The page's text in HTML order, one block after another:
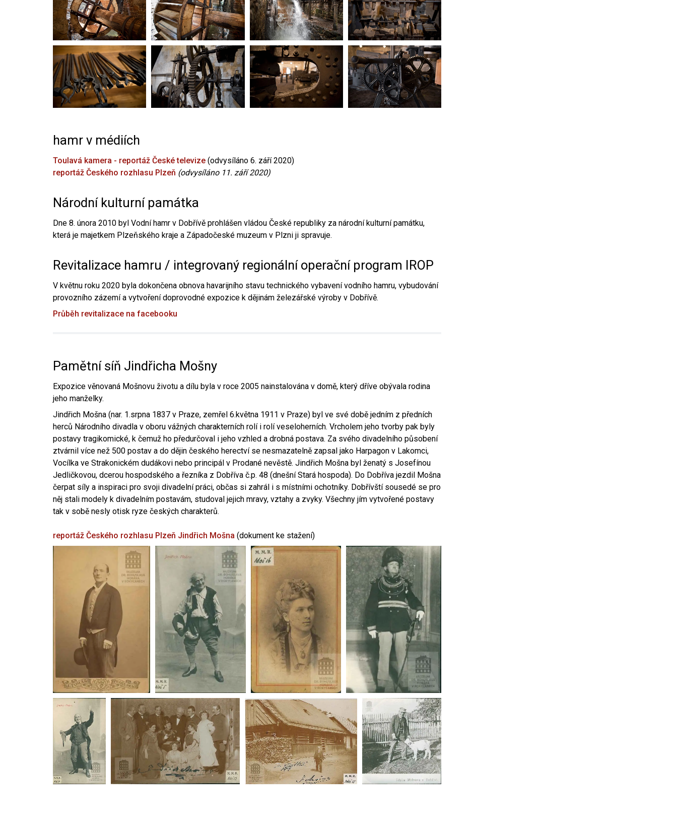
hamr v médiích
Toulavá kamera - reportáž České televize (odvysíláno 6. září 2020)
reportáž Českého rozhlasu Plzeň (odvysíláno 11. září 2020)
Národní kulturní památka
Dne 8. února 2010 byl Vodní hamr v Dobřívě prohlášen vládou České republiky za národní kulturní památku,
která je majetkem Plzeňského kraje a Západočeské muzeum v Plzni ji spravuje.
Revitalizace hamru / integrovaný regionální operační program IROP
V květnu roku 2020 byla dokončena obnova havarijního stavu technického vybavení vodního hamru, vybudování
provozního zázemí a vytvoření doprovodné expozice k dějinám železářské výroby v Dobřívě.
Průběh revitalizace na facebooku
Pamětní síň Jindřicha Mošny
Expozice věnovaná Mošnovu životu a dílu byla v roce 2005 nainstalována v domě, který dříve obývala rodina
jeho manželky.
Jindřich Mošna (nar. 1.srpna 1837 v Praze, zemřel 6.května 1911 v Praze) byl ve své době jedním z předních
herců Národního divadla v oboru vážných charakterních rolí i rolí veseloherních. Vrcholem jeho tvorby pak byly
postavy tragikomické, k čemuž ho předurčoval i jeho vzhled a drobná postava. Za svého divadelního působení
ztvárnil více než 500 postav a do dějin českého herectví se nesmazatelně zapsal jako Harpagon v Lakomci,
Vocílka ve Strakonickém dudákovi nebo principál v Prodané nevěstě. Jindřich Mošna byl ženatý s Josefínou
Jedličkovou, dcerou hospodského a řezníka z Dobříva č.p. 48 (dnešní Stará hospoda). Do Dobříva jezdil Mošna
čerpat síly a inspiraci pro svoji divadelní práci, občas si zahrál i s místními ochotníky. Dobřívští sousedé se pro
něj stali modely k divadelním postavám, studoval jejich mravy, vztahy a zvyky. Všechny jím vytvořené postavy
tak v sobě nesly otisk ryze českých charakterů.
reportáž Českého rozhlasu Plzeň Jindřich Mošna (dokument ke stažení)